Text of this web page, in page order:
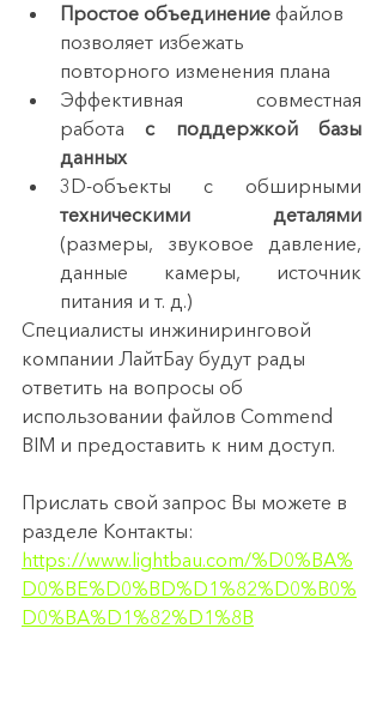
Простое объединение файлов
позволяет избежать
повторного изменения плана
Эффективная совместная
работа с поддержкой базы
данных
техническими деталями
(размеры, звуковое давление,
данные камеры, источник
питания и т. д.)
Специалисты инжиниринговой
компании ЛайтБау будут рады
ответить на вопросы об
использовании файлов Commend
BIM и предоставить к ним доступ.
Прислать свой запрос Вы можете в
разделе Контакты:
https://www.lightbau.com/%D0%BA%
D0%BE%D0%BD%D1%82%D0%B0%
D0%BA%D1%82%D1%8B